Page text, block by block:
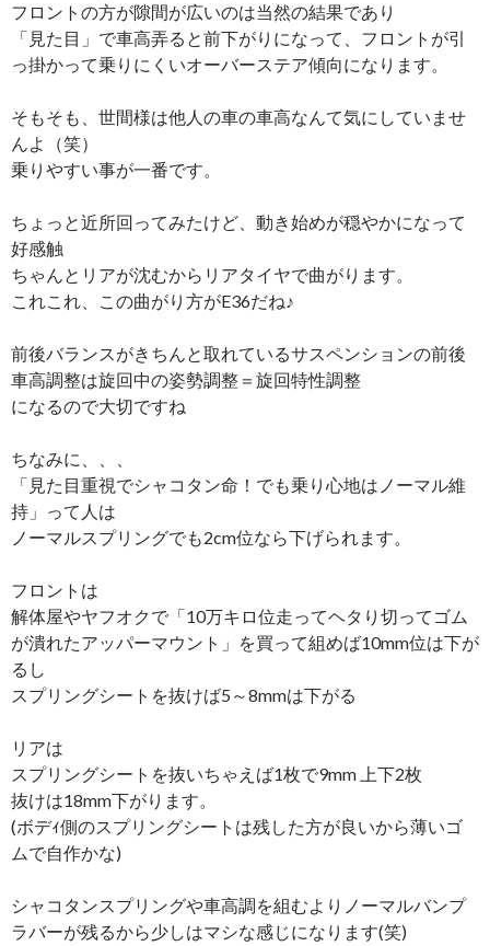
フロントの方が隙間が広いのは当然の結果であり
「見た目」で車高弄ると前下がりになって、フロントが引
っ掛かって乗りにくいオーバーステア傾向になります。
そもそも、世間様は他人の車の車高なんて気にしていませ
んよ（笑）
乗りやすい事が一番です。
ちょっと近所回ってみたけど、動き始めが穏やかになって
好感触
ちゃんとリアが沈むからリアタイヤで曲がります。
これこれ、この曲がり方がE36だね♪
前後バランスがきちんと取れているサスペンションの前後
車高調整は旋回中の姿勢調整＝旋回特性調整
になるので大切ですね
ちなみに、、、
「見た目重視でシャコタン命！でも乗り心地はノーマル維
持」って人は
ノーマルスプリングでも2cm位なら下げられます。
フロントは
解体屋やヤフオクで「10万キロ位走ってヘタり切ってゴム
が潰れたアッパーマウント」を買って組めば10mm位は下が
るし
スプリングシートを抜けば5～8mmは下がる
リアは
スプリングシートを抜いちゃえば1枚で9mm 上下2枚
抜けは18mm下がります。
(ボデｨ側のスプリングシートは残した方が良いから薄いゴ
ムで自作かな)
シャコタンスプリングや車高調を組むよりノーマルバンプ
ラバーが残るから少しはマシな感じになります(笑)